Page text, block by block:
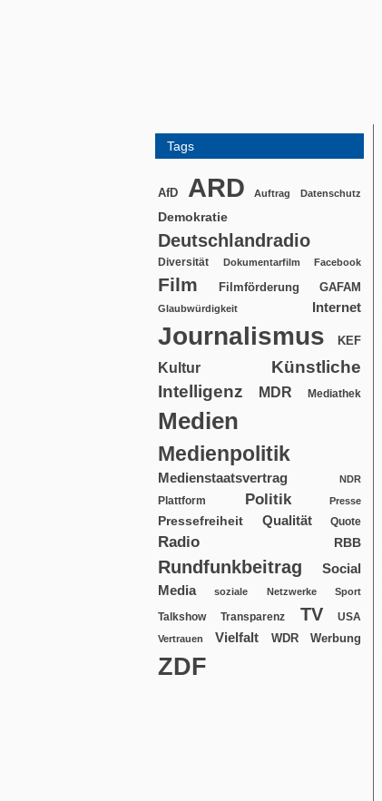
Tags
AfD ARD Auftrag Datenschutz
Demokratie
Deutschlandradio
Diversität Dokumentarfilm Facebook
Film Filmförderung GAFAM
Glaubwürdigkeit Internet
Journalismus KEF
Kultur
Künstliche
Intelligenz
MDR Mediathek
Medien
Medienpolitik
Medienstaatsvertrag NDR
Plattform Politik Presse
Pressefreiheit Qualität Quote
Radio RBB
Rundfunkbeitrag
Social
Media
soziale Netzwerke Sport
Talkshow Transparenz TV USA
Vertrauen Vielfalt WDR Werbung
ZDF